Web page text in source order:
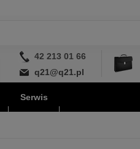
42 213 01 66
q21@q21.pl
Serwis